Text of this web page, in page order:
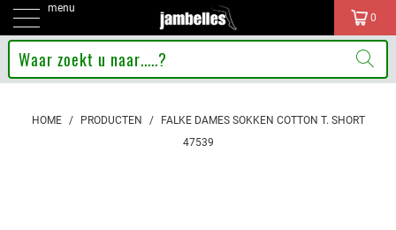
menu
0
HOME / PRODUCTEN /
FALKE DAMES SOKKEN COTTON T. SHORT
47539